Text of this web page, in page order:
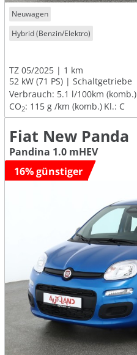
Neuwagen
Hybrid (Benzin/Elektro)
TZ 05/2025
1 km
52 kW (71 PS)
Schaltgetriebe
Verbrauch: 5.1 l/100km (komb.)
CO2: 115 g /km (komb.) Kl.: C
Fiat New Panda
Pandina 1.0 mHEV
16% günstiger